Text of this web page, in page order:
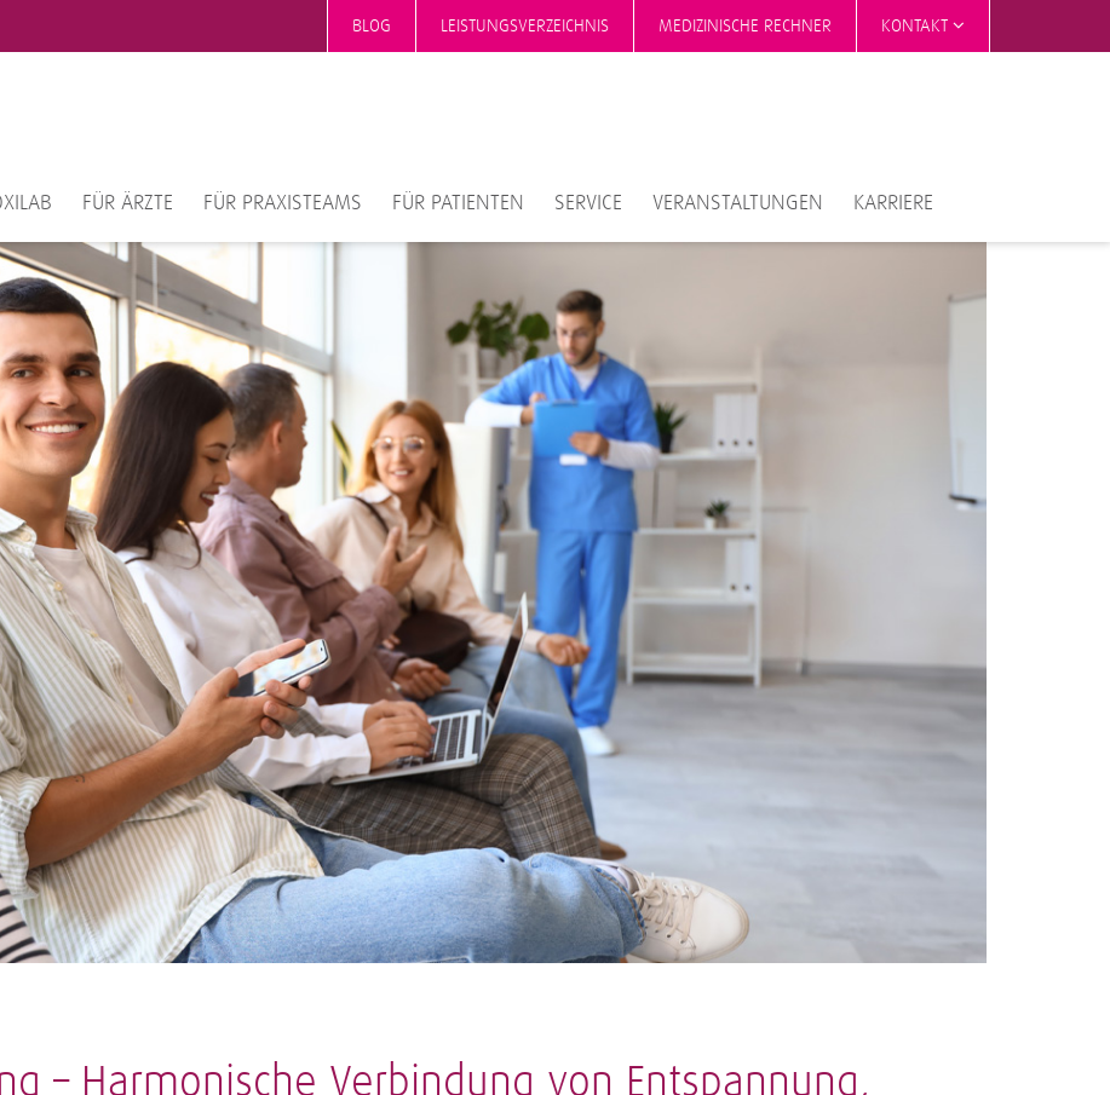
BLOG LEISTUNGSVERZEICHNIS MEDIZINISCHE RECHNER KONTAKT
FÜR ÄRZTE FÜR PRAXISTEAMS FÜR PATIENTEN SERVICE VERANSTALTUNGEN KARRIERE
– Harmonische Verbindung von Entspannung,